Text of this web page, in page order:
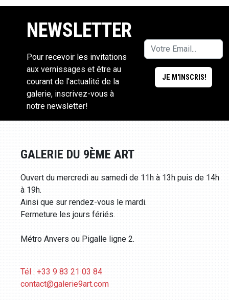
NEWSLETTER
Pour recevoir les invitations
aux vernissages et être au
courant de l'actualité de la
galerie, inscrivez-vous à
notre newsletter!
GALERIE DU 9ÈME ART
Ouvert du mercredi au samedi de 11h à 13h puis de 14h
à 19h.
Ainsi que sur rendez-vous le mardi.
Fermeture les jours fériés.
Métro Anvers ou Pigalle ligne 2.
Tél : +33 9 83 21 03 84
contact@galerie9art.com